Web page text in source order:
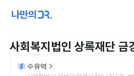
사회복지법인 상록재단 금
수유역